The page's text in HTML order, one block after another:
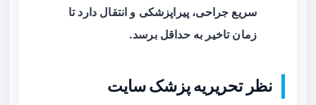
سریع جراحی، پیراپزشکی و انتقال دارد تا
زمان تاخیر به حداقل برسد.
نظر تحریریه پزشک سایت